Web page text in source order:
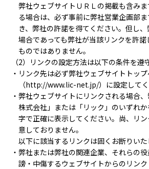
弊社ウェブサイトＵＲＬの掲載も含み
る場合は、必ず事前に弊社営業企画部
き、弊社の許諾を得てください。但し
場合であっても弊社が当該リンクを許
ものではありません。
（2）リンクの設定方法は以下の条件を遵
・リンク先は必ず弊社ウェブサイトトッ
（http://www.lic-net.jp/）に設定してく
・弊社ウェブサイトにリンクされる場合
株式会社」または「リック」のいずれ
字で正確に表示してください。尚、リ
意しておりません。
以下に該当するリンクは固くお断りいた
・弊社または弊社の関連企業、それらの
謗・中傷するウェブサイトからのリンク